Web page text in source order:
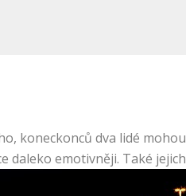
koneckonců dva lidé
daleko emotivněji. Také